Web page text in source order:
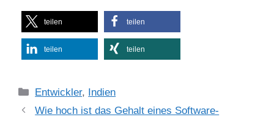
teilen teilen
teilen teilen
Kategorien
Entwickler, Indien
Wie hoch ist das Gehalt eines Software-